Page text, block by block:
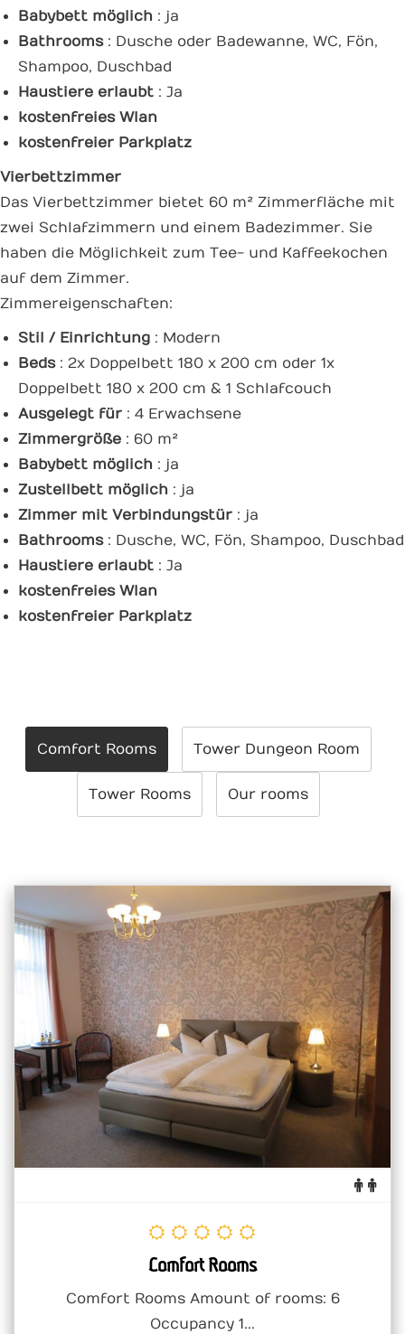
Babybett möglich : ja
Bathrooms: Dusche oder Badewanne, WC, Fön,
Shampoo, Duschbad
Haustiere erlaubt : Ja
kostenfreies Wlan
kostenfreier Parkplatz
Vierbettzimmer
Das Vierbettzimmer bietet 60 m² Zimmerfläche mit
zwei Schlafzimmern und einem Badezimmer. Sie
haben die Möglichkeit zum Tee- und Kaffeekochen
auf dem Zimmer.
Zimmereigenschaften:
Stil / Einrichtung : Modern
Beds: 2x Doppelbett 180 x 200 cm oder 1x
Doppelbett 180 x 200 cm & 1 Schlafcouch
Ausgelegt für : 4 Erwachsene
Zimmergröße : 60 m²
Babybett möglich : ja
Zustellbett möglich : ja
Zimmer mit Verbindungstür : ja
Bathrooms: Dusche, WC, Fön, Shampoo, Duschbad
Haustiere erlaubt : Ja
kostenfreies Wlan
kostenfreier Parkplatz
Comfort Rooms Tower Dungeon Room
Tower Rooms Our rooms
Comfort Rooms
Comfort Rooms Amount of rooms: 6
Occupancy 1...